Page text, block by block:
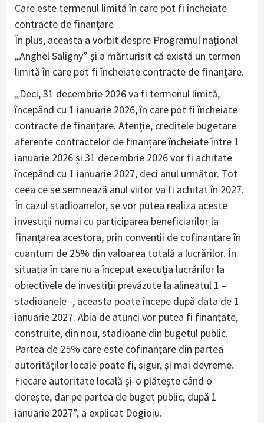
Care este termenul limită în care pot fi încheiate
contracte de finanțare
În plus, aceasta a vorbit despre Programul național
„Anghel Saligny” și a mărturisit că există un termen
limită în care pot fi încheiate contracte de finanțare.
„Deci, 31 decembrie 2026 va fi termenul limită,
începând cu 1 ianuarie 2026, în care pot fi încheiate
contracte de finanțare. Atenție, creditele bugetare
aferente contractelor de finanțare încheiate între 1
ianuarie 2026 și 31 decembrie 2026 vor fi achitate
începând cu 1 ianuarie 2027, deci anul următor. Tot
ceea ce se semnează anul viitor va fi achitat în 2027.
În cazul stadioanelor, se vor putea realiza aceste
investiții numai cu participarea beneficiarilor la
finanțarea acestora, prin convenții de cofinanțare în
cuantum de 25% din valoarea totală a lucrărilor. În
situația în care nu a început execuția lucrărilor la
obiectivele de investiții prevăzute la alineatul 1 –
stadioanele -, aceasta poate începe după data de 1
ianuarie 2027. Abia de atunci vor putea fi finanțate,
construite, din nou, stadioane din bugetul public.
Partea de 25% care este cofinanțare din partea
autorităților locale poate fi, sigur, și mai devreme.
Fiecare autoritate locală și-o plătește când o
dorește, dar pe partea de buget public, după 1
ianuarie 2027”, a explicat Dogioiu.